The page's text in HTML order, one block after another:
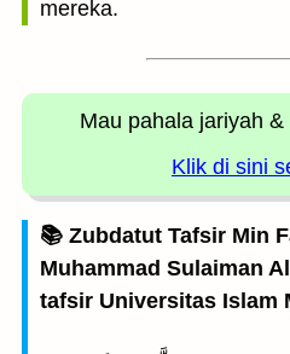
mereka.
Mau pahala jariyah &
Klik di sini
📚 Zubdatut Tafsir Min
Muhammad Sulaiman
tafsir Universitas Islam